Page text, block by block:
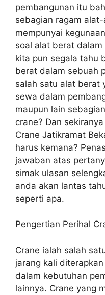
pembangunan itu
sebagian ragam
mempunyai
soal alat berat
kita pun segala tahu
berat dalam sebuah
salah satu alat berat
sewa dalam
maupun lain
crane? Dan
Crane Jatikramat
harus kemana?
jawaban atas
simak ulasan
anda akan lantas
seperti apa.
Pengertian Perihal
Crane ialah salah
jarang kali
dalam kebutuhan
lainnya. Crane yang